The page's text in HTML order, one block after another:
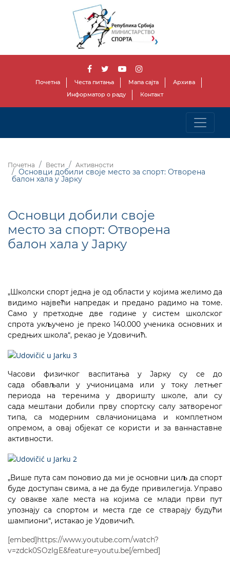
Почетна Честа питања Мапа сајта
Архива
Информатор о раду
Контакт
Почетна Вести Активности
Основци добили своје место за спорт: Отворена
балон хала у Јарку
Основци добили своје
место за спорт: Отворена
балон хала у Јарку
„Школски спорт једна је од области у којима желимо да
видимо највећи напредак и предано радимо на томе.
Само у претходне две године у систем школског
спрота укључено је преко 140.000 ученика основних и
средњих школа“, рекао је Удовичић.
Часови физичког васпитања у Јарку су се до
сада обављали у учионицама или у току летњег
периода на теренима у дворишту школе, али су
сада мештани добили прву спортску салу затвореног
типа, са модерним свлачионицама и комплетном
опремом, а овај објекат се користи и за ваннаставне
активности.
„Више пута сам поновио да ми је основни циљ да спорт
буде доступан свима, а не да буде привилегија. Управо
су овакве хале места на којима се млади први пут
упознају са спортом и места где се стварају будући
шампиони“, истакао је Удовичић.
[embed]https://www.youtube.com/watch?
v=zdck0SOzIgE&feature=youtu.be[/embed]